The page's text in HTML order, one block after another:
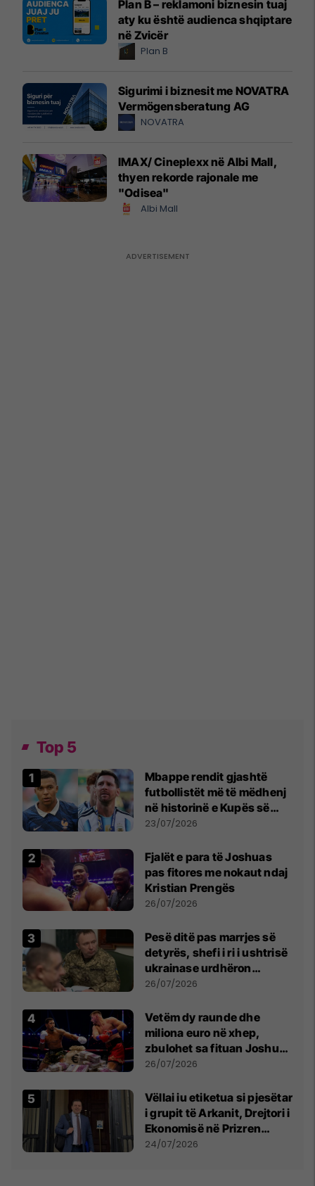
Plan B – reklamoni biznesin tuaj
aty ku është audienca shqiptare
në Zvicër
Plan B
Sigurimi i biznesit me NOVATRA
Vermögensberatung AG
NOVATRA
IMAX/ Cineplexx në Albi Mall,
thyen rekorde rajonale me
"Odisea"
Albi Mall
Top 5
Mbappe rendit gjashtë
futbollistët më të mëdhenj
në historinë e Kupës së
Botës, Messi mbetet i dyti
23/07/2026
Fjalët e para të Joshuas
pas fitores me nokaut ndaj
Kristian Prengës
26/07/2026
Pesë ditë pas marrjes së
detyrës, shefi i ri i ushtrisë
ukrainase urdhëron
kontroll të madh
26/07/2026
Vetëm dy raunde dhe
miliona euro në xhep,
zbulohet sa fituan Joshua
e Prenga
26/07/2026
Vëllai iu etiketua si pjesëtar
i grupit të Arkanit, Drejtori i
Ekonomisë në Prizren
mohon pretendimet
24/07/2026